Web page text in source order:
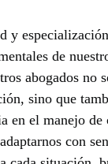
y
de
abogados no
sino que
en el manejo de
con